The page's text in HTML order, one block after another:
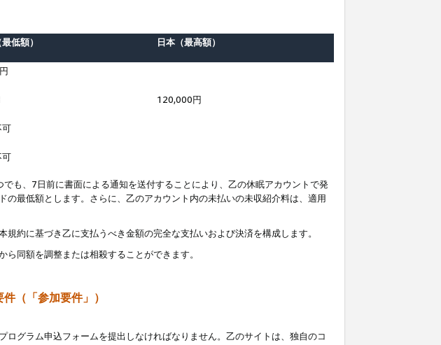
低額） 日本（最高額）
120,000円
可
可
も、7日前に書面による通知を送付することにより、乙の休眠アカウントで発
の最低額とします。さらに、乙のアカウント内の未払いの未収紹介料は、適用
約に基づき乙に支払うべき金額の完全な支払いおよび決済を構成します。
同額を調整または相殺することができます。
（「参加要件」）
グラム申込フォームを提出しなければなりません。乙のサイトは、独自のコ